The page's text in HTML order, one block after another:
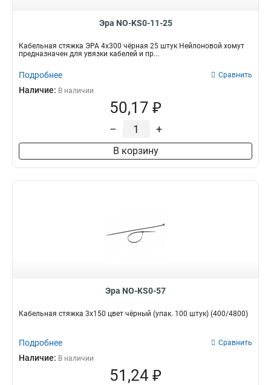
Эра NO-KS0-11-25
Кабельная стяжка ЭРА 4x300 чёрная 25 штук Нейлоновой хомут
предназначен для увязки кабелей и пр...
Подробнее Сравнить
Наличие: В наличии
50,17 ₽
– +
В корзину
Эра NO-KS0-57
Кабельная стяжка 3х150 цвет чёрный (упак. 100 штук) (400/4800)
Подробнее Сравнить
Наличие: В наличии
51,24 ₽